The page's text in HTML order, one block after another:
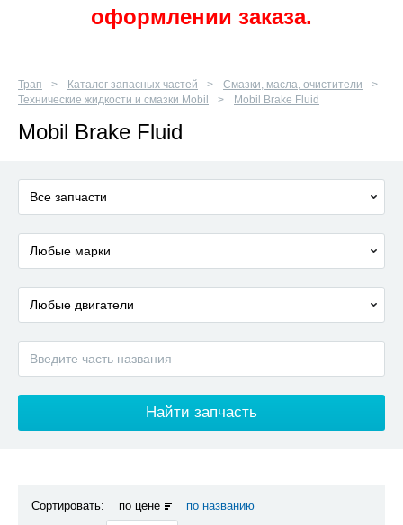
оформлении заказа.
Трап Каталог запасных частей
Смазки, масла, очистители
Технические жидкости и смазки Mobil
Mobil Brake Fluid
Mobil Brake Fluid
Сортировать: по цене
по названию